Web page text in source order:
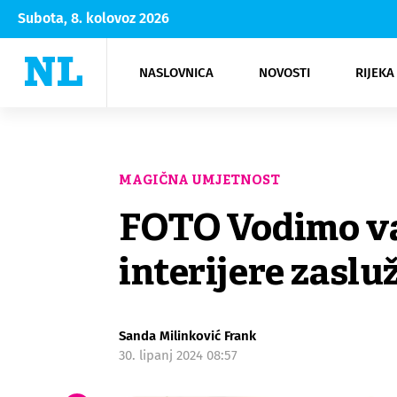
Subota, 8. kolovoz 2026
NASLOVNICA NOVOSTI
Rijeka Opatija
NK
Moda
Kultura
MAGIČNA UMJETNOST
FOTO Vodimo
interijere
Sanda Milinković Frank
30. lipanj 2024 08:57